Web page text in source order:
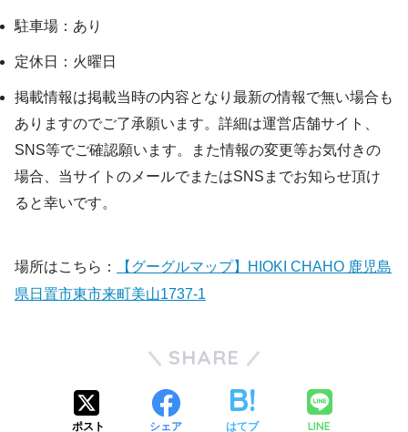
駐車場：あり
定休日：火曜日
掲載情報は掲載当時の内容となり最新の情報で無い場合も
ありますのでご了承願います。詳細は運営店舗サイト、
SNS等でご確認願います。また情報の変更等お気付きの
場合、当サイトのメールでまたはSNSまでお知らせ頂け
ると幸いです。
場所はこちら：
【グーグルマップ】HIOKI CHAHO 鹿児島
県日置市東市来町美山1737-1
SHARE
ポスト シェア はてブ LINE